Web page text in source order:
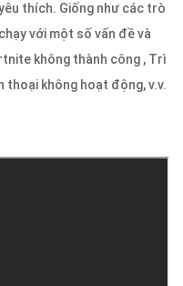
thích. Giống như các trò
với một số vấn đề và
không thành công , Trì
không hoạt động, v.v.